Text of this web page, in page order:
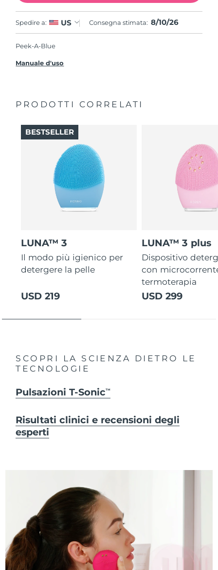
Spedire a: US Consegna stimata: 8/10/26
Peek-A-Blue
Manuale d'uso
PRODOTTI CORRELATI
LUNA™ 3
Il modo più igienico per
detergere la pelle
USD 219
BESTSELLER
LUNA™ 3 plus
Dispositivo
con
termoterapia
USD 299
SCOPRI LA SCIENZA DIETRO LE
TECNOLOGIE
Pulsazioni T-SonicTM
Risultati clinici e recensioni degli
esperti